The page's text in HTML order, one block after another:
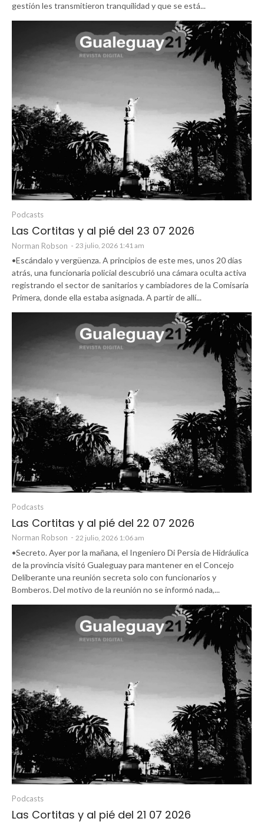
gestión les transmitieron tranquilidad y que se está...
Podcasts
Las Cortitas y al pié del 23 07 2026
Norman Robson - 23 julio, 2026 1:41 am
•Escándalo y vergüenza. A principios de este mes, unos 20 días
atrás, una funcionaria policial descubrió una cámara oculta activa
registrando el sector de sanitarios y cambiadores de la Comisaría
Primera, donde ella estaba asignada. A partir de allí...
Podcasts
Las Cortitas y al pié del 22 07 2026
Norman Robson - 22 julio, 2026 1:06 am
•Secreto. Ayer por la mañana, el Ingeniero Di Persia de Hidráulica
de la provincia visitó Gualeguay para mantener en el Concejo
Deliberante una reunión secreta solo con funcionarios y
Bomberos. Del motivo de la reunión no se informó nada,...
Podcasts
Las Cortitas y al pié del 21 07 2026